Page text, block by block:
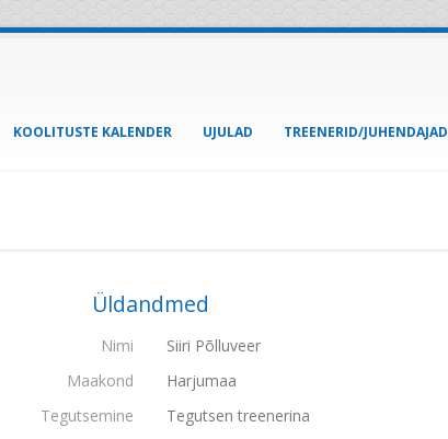
KOOLITUSTE KALENDER UJULAD TREENERID/JUHENDAJAD
Üldandmed
Nimi
Siiri Põlluveer
Maakond
Harjumaa
Tegutsemine
Tegutsen treenerina